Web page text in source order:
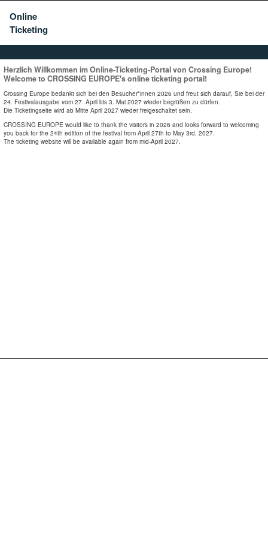
Online
Ticketing
Herzlich Willkommen im Online-Ticketing-Portal von Crossing Europe!
Welcome to CROSSING EUROPE's online ticketing portal!
Crossing Europe bedankt sich bei den Besucher*innen 2026 und freut sich darauf, Sie bei der
24. Festivalausgabe vom 27. April bis 3. Mai 2027 wieder begrüßen zu dürfen.
Die Ticketingseite wird ab Mitte April 2027 wieder freigeschaltet sein.
CROSSING EUROPE would like to thank the visitors in 2026 and looks forward to welcoming
you back for the 24th edition of the festival from April 27th to May 3rd, 2027.
The ticketing website will be available again from mid-April 2027.